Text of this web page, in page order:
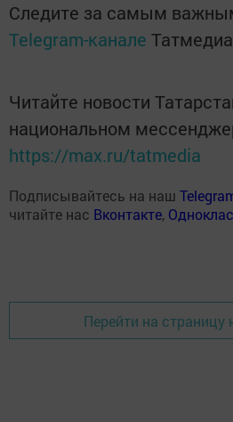
Следите за самым
Telegram-канале Татмедиа
Читайте новости
национальном
https://max.ru/tatmedia
Подписывайтесь на наш
читайте нас Вконтакте,
Перейти на страницу